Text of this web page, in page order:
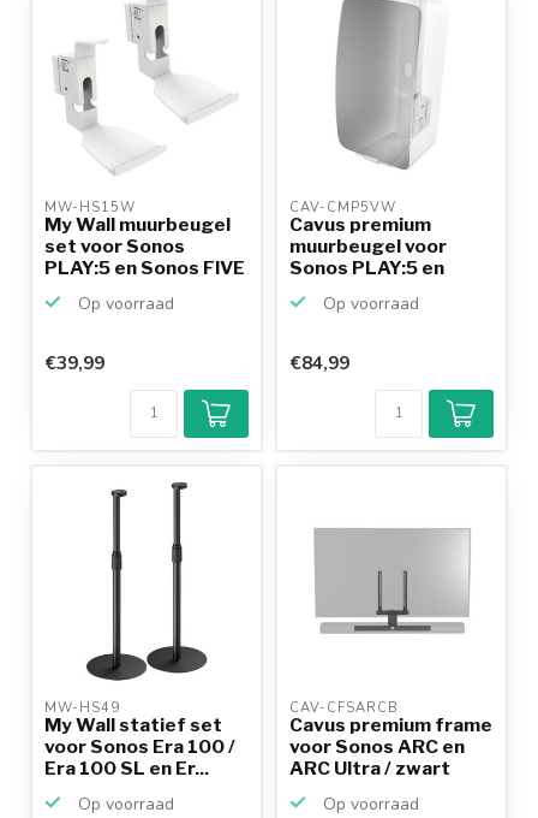
MW-HS15W
My Wall muurbeugel
set voor Sonos
PLAY:5 en Sonos FIVE
Op voorraad
€39,99
CAV-CMP5VW
Cavus premium
muurbeugel voor
Sonos PLAY:5 en
Op voorraad
€84,99
MW-HS49
My Wall statief set
voor Sonos Era 100 /
Era 100 SL en Er...
Op voorraad
CAV-CFSARCB
Cavus premium frame
voor Sonos ARC en
ARC Ultra / zwart
Op voorraad